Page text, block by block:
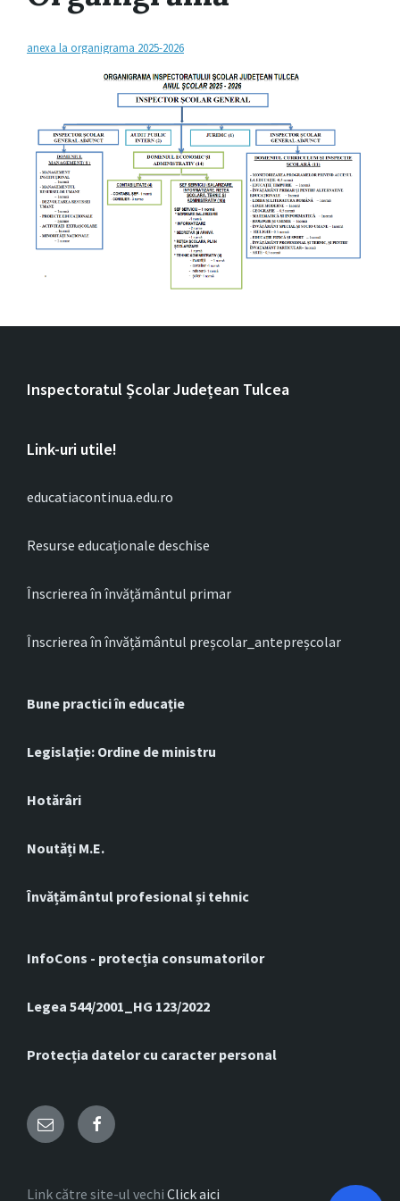
anexa la organigrama 2025-2026
Inspectoratul Școlar Județean Tulcea
Link-uri utile!
educatiacontinua.edu.ro
Resurse educaționale deschise
Înscrierea în învățământul primar
Înscrierea în învățământul preșcolar_antepreșcolar
Bune practici în educație
Legislație: Ordine de ministru
Hotărâri
Noutăți M.E.
Învățământul profesional și tehnic
InfoCons - protecția consumatorilor
Legea 544/2001_HG 123/2022
Protecția datelor cu caracter personal
Email Facebook
Link către site-ul vechi Click aici